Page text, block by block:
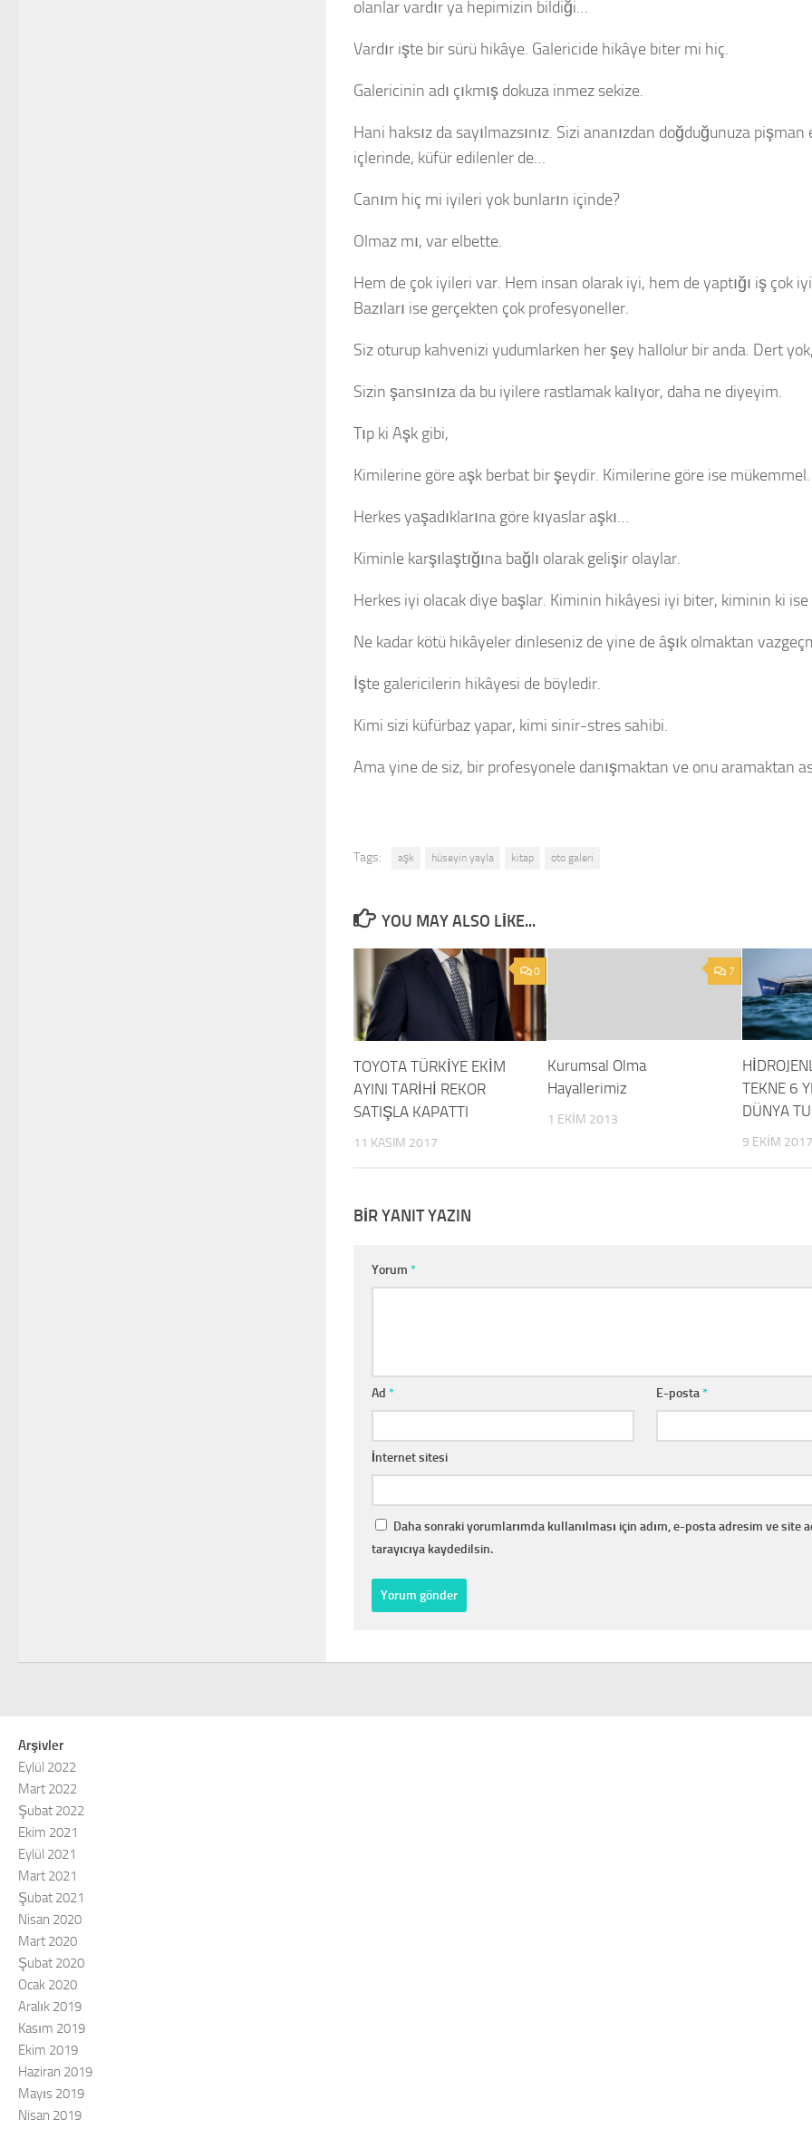
olanlar vardır ya hepimizin bildiği…
Vardır işte bir sürü hikâye. Galericide hikâye biter mi hiç.
Galericinin adı çıkmış dokuza inmez sekize.
Hani haksız da sayılmazsınız. Sizi ananızdan doğduğunuza pişman
içlerinde, küfür edilenler de…
Canım hiç mi iyileri yok bunların içinde?
Olmaz mı, var elbette.
Hem de çok iyileri var. Hem insan olarak iyi, hem de yaptığı iş çok
Bazıları ise gerçekten çok profesyoneller.
Siz oturup kahvenizi yudumlarken her şey hallolur bir anda. Dert
Sizin şansınıza da bu iyilere rastlamak kalıyor, daha ne diyeyim.
Tıp ki Aşk gibi,
Kimilerine göre aşk berbat bir şeydir. Kimilerine göre ise mükemmel.
Herkes yaşadıklarına göre kıyaslar aşkı…
Kiminle karşılaştığına bağlı olarak gelişir olaylar.
Herkes iyi olacak diye başlar. Kiminin hikâyesi iyi biter, kiminin ki ise
Ne kadar kötü hikâyeler dinleseniz de yine de âşık olmaktan
İşte galericilerin hikâyesi de böyledir.
Kimi sizi küfürbaz yapar, kimi sinir-stres sahibi.
Ama yine de siz, bir profesyonele danışmaktan ve onu aramaktan
Tags: aşk hüseyin yayla kitap oto galeri
YOU MAY ALSO LIKE...
0
TOYOTA TÜRKİYE EKİM
AYINI TARİHİ REKOR
SATIŞLA KAPATTI
11 KASIM 2017
7
Kurumsal Olma
Hayallerimiz
1 EKIM 2013
TEKNE 6
DÜNYA
9 EKIM 2017
BIR YANIT YAZIN
Yorum *
Ad * E-posta*
İnternet sitesi
Daha sonraki yorumlarımda kullanılması için adım, e-posta adresim ve site
tarayıcıya kaydedilsin.
Arşivler
Eylül 2022
Mart 2022
Şubat 2022
Ekim 2021
Eylül 2021
Mart 2021
Şubat 2021
Nisan 2020
Mart 2020
Şubat 2020
Ocak 2020
Aralık 2019
Kasım 2019
Ekim 2019
Haziran 2019
Mayıs 2019
Nisan 2019